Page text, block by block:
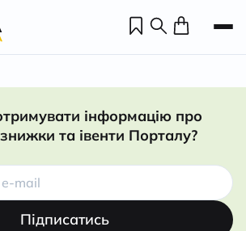
інформацію про
та івенти Порталу?
Підписатись